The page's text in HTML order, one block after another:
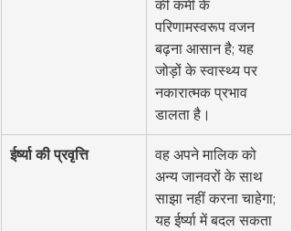
की कमी के
परिणामस्वरूप वजन
बढ़ना आसान है; यह
जोड़ों के स्वास्थ्य पर
नकारात्मक प्रभाव
डालता है।
ईर्ष्या की प्रवृत्ति
वह अपने मालिक को
अन्य जानवरों के साथ
साझा नहीं करना चाहेगा;
यह ईर्ष्या में बदल सकता